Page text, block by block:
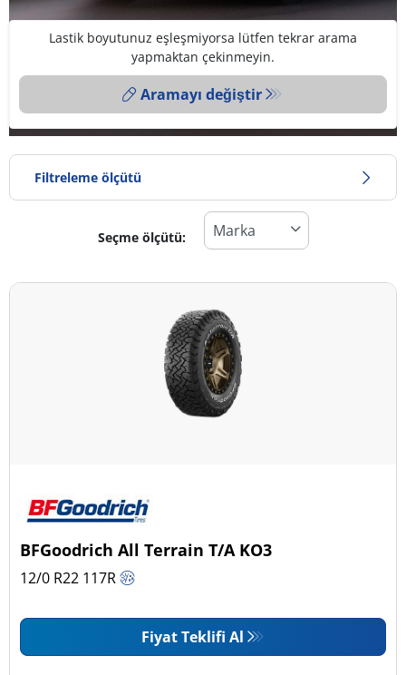
Lastik boyutunuz eşleşmiyorsa lütfen tekrar arama
yapmaktan çekinmeyin.
Aramayı değiştir
Filtreleme ölçütü
Lastik türü
Tüm lastik türleri (4)
Dört mevsim (4)
Binek (0)
Seçme ölçütü:
BFGoodrich All Terrain T/A KO3
12/0 R22 117R
Fiyat Teklifi Al